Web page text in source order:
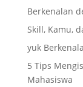
Berkenalan
Skill, Kamu,
yuk
5 Tips
Mahasiswa